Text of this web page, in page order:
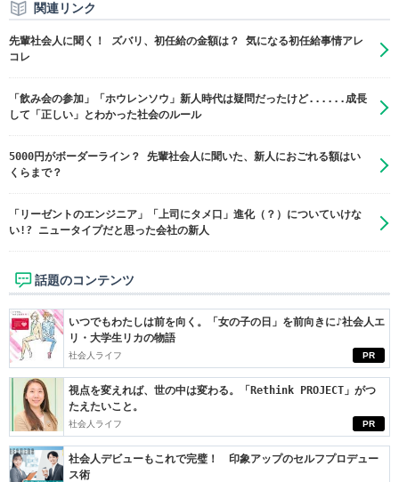
関連リンク
先輩社会人に聞く！ ズバリ、初任給の金額は？ 気になる初任給事情アレ
コレ
「飲み会の参加」「ホウレンソウ」新人時代は疑問だったけど......成長
して「正しい」とわかった社会のルール
5000円がボーダーライン？ 先輩社会人に聞いた、新人におごれる額はい
くらまで？
「リーゼントのエンジニア」「上司にタメ口」進化（？）についていけな
い!? ニュータイプだと思った会社の新人
話題のコンテンツ
PR
いつでもわたしは前を向く。「女の子の日」を前向きに♪社会人エ
リ・大学生リカの物語
社会人ライフ
PR
視点を変えれば、世の中は変わる。「Rethink PROJECT」がつ
たえたいこと。
社会人ライフ
社会人デビューもこれで完璧！ 印象アップのセルフプロデュー
ス術